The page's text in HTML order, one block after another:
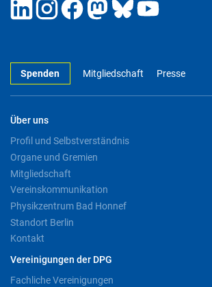
Spenden Mitgliedschaft Presse
Über uns
Profil und Selbstverständnis
Organe und Gremien
Mitgliedschaft
Vereinskommunikation
Physikzentrum Bad Honnef
Standort Berlin
Kontakt
Vereinigungen der DPG
Fachliche Vereinigungen